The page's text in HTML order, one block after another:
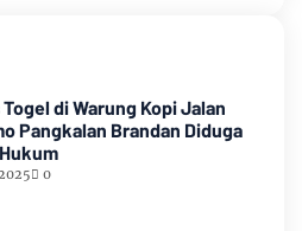
di Warung Kopi Jalan
Pangkalan Brandan Diduga
0